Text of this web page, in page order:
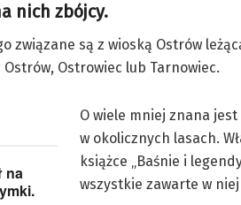
nich zbójcy.
związane są z wioską Ostrów
Ostrowiec lub Tarnowiec.
na
O wiele mniej znana
w okolicznych lasach.
książce „Baśnie i
wszystkie zawarte w